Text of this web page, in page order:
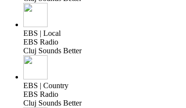
EBS | Local
EBS Radio
Cluj Sounds Better
EBS | Country
EBS Radio
Cluj Sounds Better